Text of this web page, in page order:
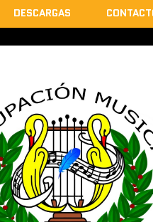
DESCARGAS